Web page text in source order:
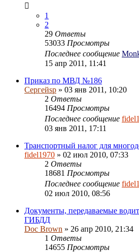
1
2
29 Ответы
53033 Просмотры
Последнее сообщение
15 апр 2011, 11:41
Приказ по МВД №186
Сергейsp » 03 янв 2011, 10:20
2 Ответы
16494 Просмотры
Последнее сообщение
03 янв 2011, 17:11
Транспортный налог для
fidel1970 » 02 июл 2010, 07:33
2 Ответы
18681 Просмотры
Последнее сообщение
02 июл 2010, 08:56
Документы, передаваемые
ГИБДД
Doc Brown » 26 апр 2010, 21:34
1 Ответы
14655 Просмотры